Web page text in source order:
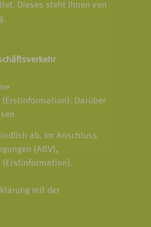
Dieses steht Ihnen von
Darüber
ab. Im Anschluss
(ABV),
(Erstinformation).
mit der